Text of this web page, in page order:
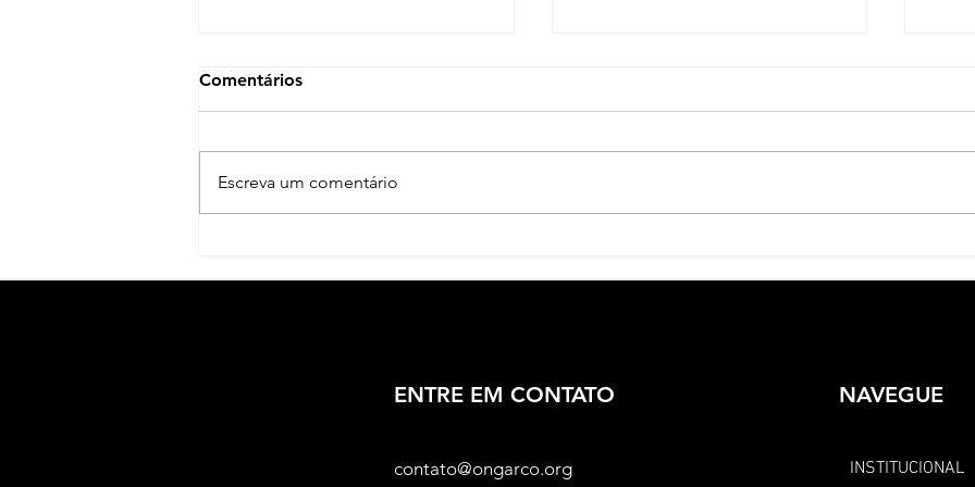
Comentários
Escreva um comentário
ENTRE EM CONTATO
contato@ongarco.org
NAVEGUE
INSTITUCIONAL